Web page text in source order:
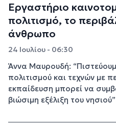
Εργαστήριο
πολιτισμό, το
άνθρωπο
24 Ιουλίου - 06:30
Άννα Μαυρουδή:
πολιτισμού και τεχνών με
εκπαίδευση μπορεί να
βιώσιμη εξέλιξη του νησιού”